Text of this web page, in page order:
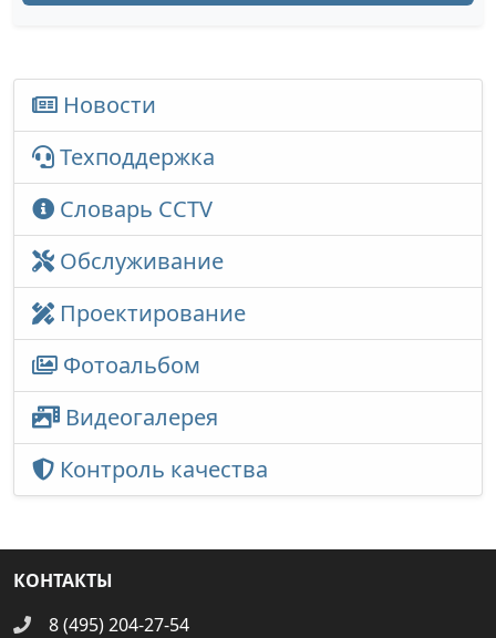
Новости
Техподдержка
Словарь CCTV
Обслуживание
Проектирование
Фотоальбом
Видеогалерея
Контроль качества
КОНТАКТЫ
8 (495) 204-27-54